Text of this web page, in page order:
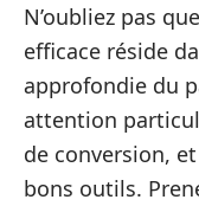
N’oubliez pas
efficace réside
approfondie du
attention
de conversion,
bons outils.